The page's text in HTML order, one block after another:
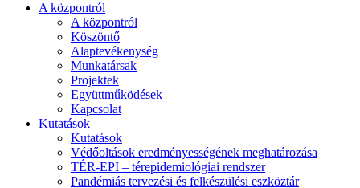
A központról
A központról
Köszöntő
Alaptevékenység
Munkatársak
Projektek
Együttműködések
Kapcsolat
Kutatások
Kutatások
Védőoltások eredményességének meghatározása
TÉR-EPI – térepidemiológiai rendszer
Pandémiás tervezési és felkészülési eszköztár